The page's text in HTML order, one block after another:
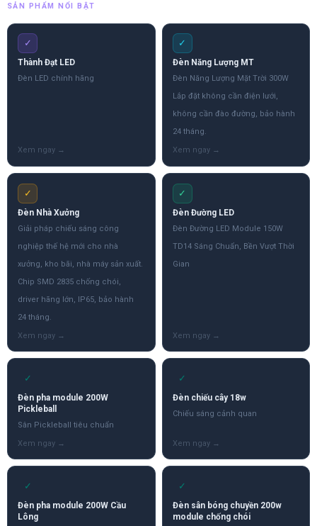
SẢN PHẨM NỔI BẬT
✓
Thành Đạt LED
Đèn LED chính hãng
✓
Đèn Năng Lượng MT
Đèn Năng Lượng Mặt Trời 300W
Lắp đặt không cần điện lưới,
không cần đào đường, bảo hành
24 tháng.
✓
Đèn Nhà Xưởng
Giải pháp chiếu sáng công
nghiệp thế hệ mới cho nhà
xưởng, kho bãi, nhà máy sản xuất.
Chip SMD 2835 chống chói,
driver hãng lớn, IP65, bảo hành
24 tháng.
✓
Đèn Đường LED
Đèn Đường LED Module 150W
TD14 Sáng Chuẩn, Bền Vượt Thời
Gian
✓
Đèn pha module 200W
Pickleball
Sân Pickleball tiêu chuẩn
✓
Đèn chiếu cây 18w
Chiếu sáng cảnh quan
✓
Đèn pha module 200W Cầu
Lông
✓
Đèn sân bóng chuyền 200w
module chống chói